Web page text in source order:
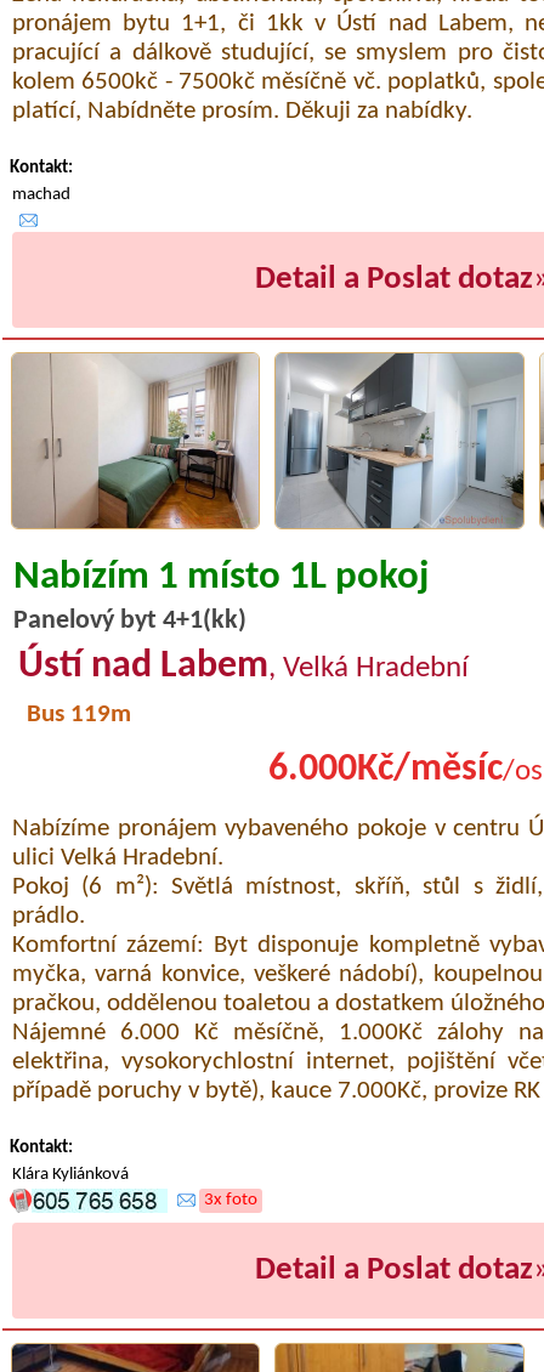
pronájem bytu 1+1, či 1kk v Ústí nad Labem,
pracující a dálkově studující, se smyslem pro
kolem 6500kč - 7500kč měsíčně vč. poplatků,
platící, Nabídněte prosím. Děkuji za nabídky.
Kontakt:
machad
Detail a Poslat dotaz
Nabízím 1 místo 1L pokoj
Panelový byt 4+1(kk)
Ústí nad Labem, Velká Hradební
Bus 119m
6.000Kč/měsíc/
Nabízíme pronájem vybaveného pokoje v centru
ulici Velká Hradební.
Pokoj (6 m²): Světlá místnost, skříň, stůl s
prádlo.
Komfortní zázemí: Byt disponuje kompletně
myčka, varná konvice, veškeré nádobí),
pračkou, oddělenou toaletou a dostatkem
Nájemné 6.000 Kč měsíčně, 1.000Kč zálohy
elektřina, vysokorychlostní internet, pojištění
případě poruchy v bytě), kauce 7.000Kč, provize
Kontakt:
Klára Kyliánková
3x foto
Detail a Poslat dotaz